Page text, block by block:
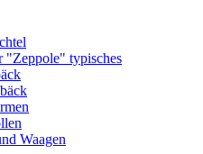
"Zeppole" typisches
Waagen